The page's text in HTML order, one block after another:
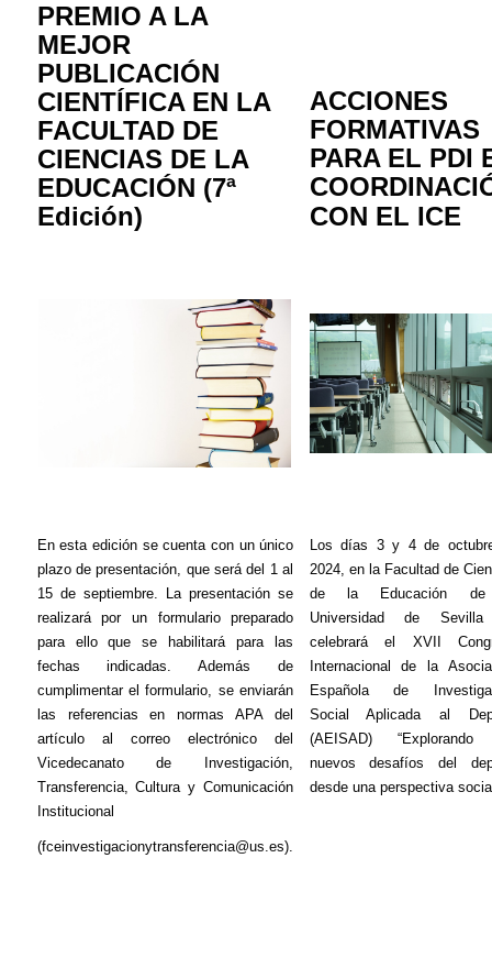
PREMIO A LA
MEJOR
PUBLICACIÓN
CIENTÍFICA EN LA
FACULTAD DE
CIENCIAS DE LA
EDUCACIÓN (7ª
Edición)
ACCIONES
FORMATIVAS
PARA EL PDI
CON EL ICE
En esta edición se cuenta con un único
plazo de presentación, que será del 1 al
15 de septiembre. La presentación se
realizará por un formulario preparado
para ello que se habilitará para las
fechas indicadas. Además de
cumplimentar el formulario, se enviarán
las referencias en normas APA del
artículo al correo electrónico del
Vicedecanato de Investigación,
Transferencia, Cultura y Comunicación
Institucional
(fceinvestigacionytransferencia@us.es).
Los días 3 y 4 de
2024, en la Facultad de
de la Educación
Universidad de
celebrará el XVII
Internacional de la
Española de
Social Aplicada al
(AEISAD)
nuevos desafíos del
desde una perspectiva